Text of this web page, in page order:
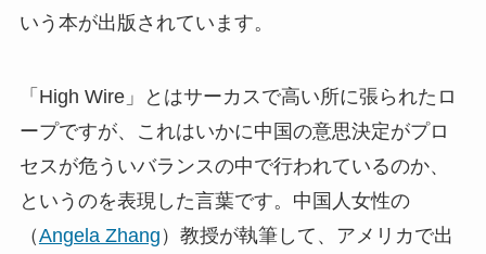
いう本が出版されています。
「High Wire」とはサーカスで高い所に張られたロ
ープですが、これはいかに中国の意思決定がプロ
セスが危ういバランスの中で行われているのか、
というのを表現した言葉です。中国人女性の
（Angela Zhang ）教授が執筆して、アメリカで出